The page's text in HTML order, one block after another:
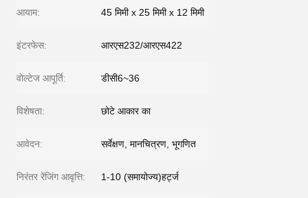
आयाम: 45 मिमी x 25 मिमी x 12 मिमी
इंटरफेस: आरएस232/आरएस422
वोल्टेज आपूर्ति: डीसी6~36
विशेषता: छोटे आकार का
आवेदन: सर्वेक्षण, मानचित्रण, भूगणित
निरंतर रेंजिंग आवृत्ति: 1-10 (समायोज्य)हर्ट्ज